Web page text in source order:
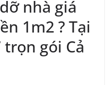
nhà giá
1m2 ? Tại
trọn gói Cả